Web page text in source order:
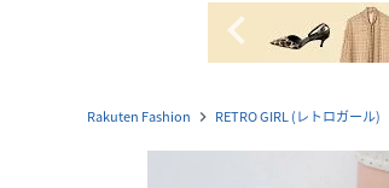
navigate_before
Rakuten Fashion navigate_next RETRO GIRL (レトロガール)